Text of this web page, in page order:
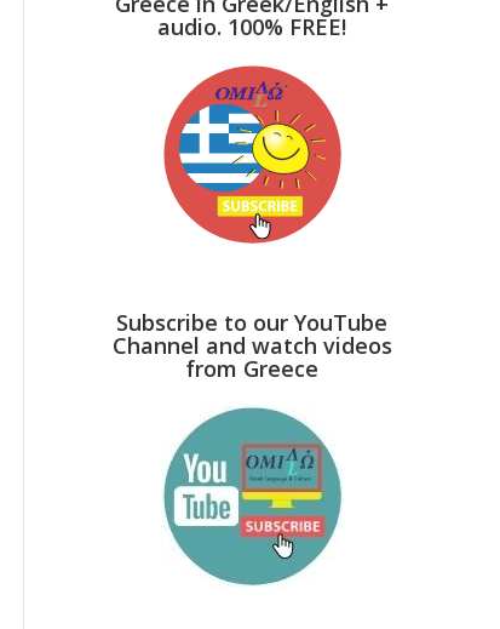
audio. 100% FREE!
Subscribe to our YouTube
Channel and watch videos
from Greece